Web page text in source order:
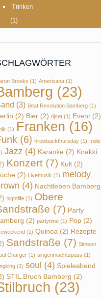
Trinken
(1)
Brooks (1) Americana(1)
(23)
(3) Beat Revolution Bamberg(1)
(2) Bier(2) djset(1) Event(2)
(1) Franken (16)
(6) hrowbackthursday(1) Indie
Jazz (4) Karaoke (2) Knakki
Konzert(7) Kult(2)
(2) Livemusik (1) melody
(4) Nachtleben Bamberg
nightlife(1) Obere
(7) Party
(2) partytime(1) Pop(2)
(1) Quinoa(2) Rezepte
Sandstraße (7) Simeon
Charger(1) singenmachtspass (1)
(1) soul (4) Spieleabend
STIL.Bruch Bamberg (2)
(23)